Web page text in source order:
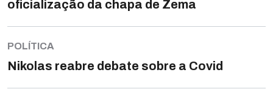
oficialização da chapa de Zema
POLÍTICA
Nikolas reabre debate sobre a Covid